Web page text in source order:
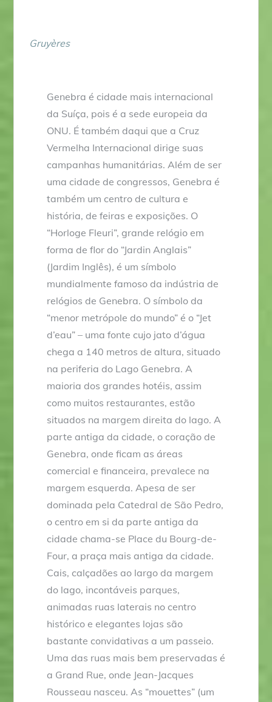
Gruyères
Genebra é cidade mais internacional
da Suíça, pois é a sede europeia da
ONU. É também daqui que a Cruz
Vermelha Internacional dirige suas
campanhas humanitárias. Além de ser
uma cidade de congressos, Genebra é
também um centro de cultura e
história, de feiras e exposições. O
“Horloge Fleuri”, grande relógio em
forma de flor do “Jardin Anglais”
(Jardim Inglês), é um símbolo
mundialmente famoso da indústria de
relógios de Genebra. O símbolo da
“menor metrópole do mundo” é o “Jet
d’eau” – uma fonte cujo jato d’água
chega a 140 metros de altura, situado
na periferia do Lago Genebra. A
maioria dos grandes hotéis, assim
como muitos restaurantes, estão
situados na margem direita do lago. A
parte antiga da cidade, o coração de
Genebra, onde ficam as áreas
comercial e financeira, prevalece na
margem esquerda. Apesa de ser
dominada pela Catedral de São Pedro,
o centro em si da parte antiga da
cidade chama-se Place du Bourg-de-
Four, a praça mais antiga da cidade.
Cais, calçadões ao largo da margem
do lago, incontáveis parques,
animadas ruas laterais no centro
histórico e elegantes lojas são
bastante convidativas a um passeio.
Uma das ruas mais bem preservadas é
a Grand Rue, onde Jean-Jacques
Rousseau nasceu. As “mouettes” (um